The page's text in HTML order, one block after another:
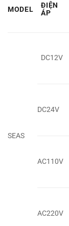
MODEL
ĐIỆN
ÁP
SEAS
DC12V
DC24V
AC110V
AC220V